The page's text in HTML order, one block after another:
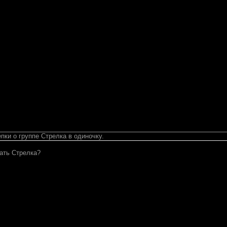
о группе Стрелка в одиночку.
Стрелка?